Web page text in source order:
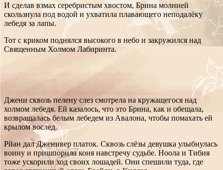
И сделав взмах серебристым хвостом, Брина молнией
скользнула под водой и ухватила плавающего неподалёку
лебедя за лапы.
Тот с криком поднялся высокого в небо и закружился над
Священным Холмом Лабиринта.
Джени сквозь пелену слез смотрела на кружащегося над
холмом лебедя. Ей казалось, что это Брина, как и обещала,
возвращалась белым лебедем из Авалона, чтобы помахать ей
крылом вослед.
Рйан дал Дженивер платок. Сквозь слёзы девушка улыбнулась
воину и пришпорила коня навстречу судьбе. Ноола и Тибия
тоже ускорили ход своих лошадей. Они спешили туда, где